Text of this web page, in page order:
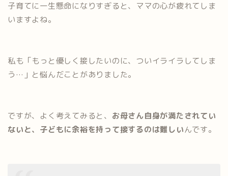
子育てに一生懸命になりすぎると、ママの心が疲れてしま
いますよね。
私も「もっと優しく接したいのに、ついイライラしてしま
う…」と悩んだことがありました。
ですが、よく考えてみると、 お母さん自身が満たされてい
ないと、子どもに余裕を持って接するのは難しいんです。